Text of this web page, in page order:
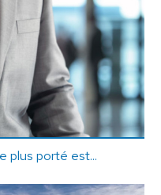
plus porté est...